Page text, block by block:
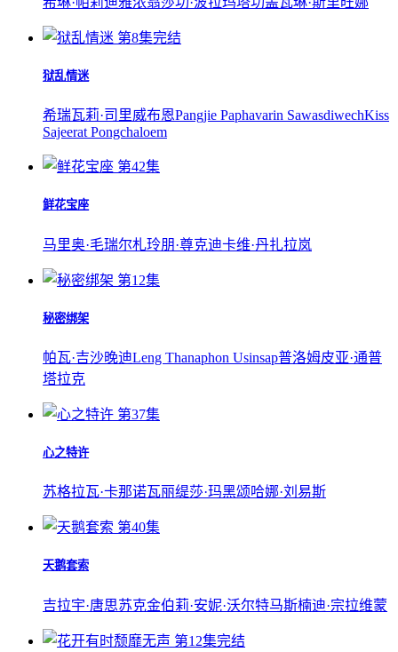
第8集完结
狱乱情迷
希瑞瓦莉·司里威布恩Pangjie Paphavarin SawasdiwechKiss
Sajeerat Pongchaloem
第42集
鲜花宝座
马里奥·毛瑞尔札玲朋·尊克迪卡维·丹扎拉岚
第12集
秘密绑架
帕瓦·吉沙晚迪Leng Thanaphon Usinsap普洛姆皮亚·通普
塔拉克
第37集
心之特许
苏格拉瓦·卡那诺瓦丽缇莎·玛黑颂哈娜·刘易斯
第40集
天鹅套索
吉拉宇·唐思苏克金伯莉·安妮·沃尔特马斯楠迪·宗拉维蒙
第12集完结